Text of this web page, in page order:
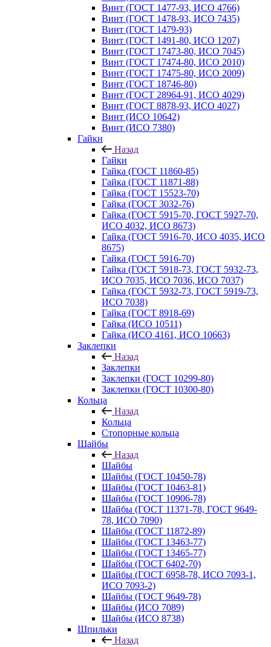
Винт (ГОСТ 1477-93, ИСО 4766)
Винт (ГОСТ 1478-93, ИСО 7435)
Винт (ГОСТ 1479-93)
Винт (ГОСТ 1491-80, ИСО 1207)
Винт (ГОСТ 17473-80, ИСО 7045)
Винт (ГОСТ 17474-80, ИСО 2010)
Винт (ГОСТ 17475-80, ИСО 2009)
Винт (ГОСТ 18746-80)
Винт (ГОСТ 28964-91, ИСО 4029)
Винт (ГОСТ 8878-93, ИСО 4027)
Винт (ИСО 10642)
Винт (ИСО 7380)
Гайки
Назад
Гайки
Гайка (ГОСТ 11860-85)
Гайка (ГОСТ 11871-88)
Гайка (ГОСТ 15523-70)
Гайка (ГОСТ 3032-76)
Гайка (ГОСТ 5915-70, ГОСТ 5927-70,
ИСО 4032, ИСО 8673)
Гайка (ГОСТ 5916-70, ИСО 4035, ИСО
8675)
Гайка (ГОСТ 5916-70)
Гайка (ГОСТ 5918-73, ГОСТ 5932-73,
ИСО 7035, ИСО 7036, ИСО 7037)
Гайка (ГОСТ 5932-73, ГОСТ 5919-73,
ИСО 7038)
Гайка (ГОСТ 8918-69)
Гайка (ИСО 10511)
Гайка (ИСО 4161, ИСО 10663)
Заклепки
Назад
Заклепки
Заклепки (ГОСТ 10299-80)
Заклепки (ГОСТ 10300-80)
Кольца
Назад
Кольца
Стопорные кольца
Шайбы
Назад
Шайбы
Шайбы (ГОСТ 10450-78)
Шайбы (ГОСТ 10463-81)
Шайбы (ГОСТ 10906-78)
Шайбы (ГОСТ 11371-78, ГОСТ 9649-
78, ИСО 7090)
Шайбы (ГОСТ 11872-89)
Шайбы (ГОСТ 13463-77)
Шайбы (ГОСТ 13465-77)
Шайбы (ГОСТ 6402-70)
Шайбы (ГОСТ 6958-78, ИСО 7093-1,
ИСО 7093-2)
Шайбы (ГОСТ 9649-78)
Шайбы (ИСО 7089)
Шайбы (ИСО 8738)
Шпильки
Назад